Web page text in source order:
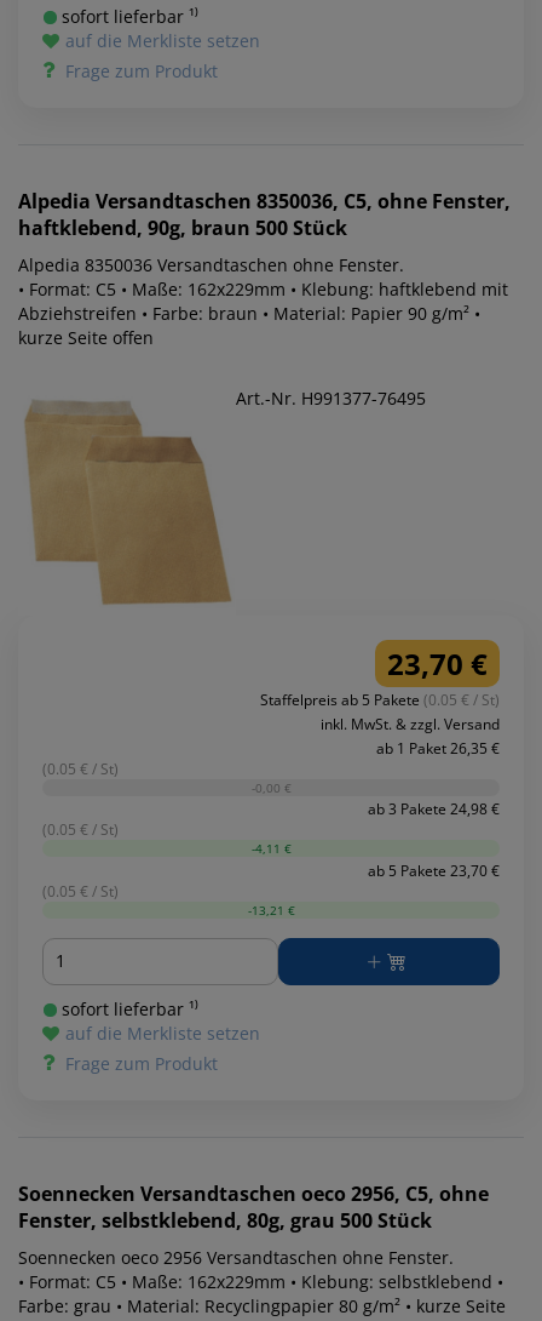
sofort lieferbar ¹⁾
auf die Merkliste setzen
Frage zum Produkt
Alpedia Versandtaschen 8350036, C5, ohne Fenster,
haftklebend, 90g, braun 500 Stück
Alpedia 8350036 Versandtaschen ohne Fenster.
• Format: C5 • Maße: 162x229mm • Klebung: haftklebend mit
Abziehstreifen • Farbe: braun • Material: Papier 90 g/m² •
kurze Seite offen
Art.-Nr. H991377-76495
23,70 €
Staffelpreis ab 5 Pakete (0.05 € / St)
inkl. MwSt. & zzgl. Versand
ab 1 Paket 26,35 €
(0.05 € / St)
-0,00 €
ab 3 Pakete 24,98 €
(0.05 € / St)
-4,11 €
ab 5 Pakete 23,70 €
(0.05 € / St)
-13,21 €
Menge
sofort lieferbar ¹⁾
auf die Merkliste setzen
Frage zum Produkt
Soennecken Versandtaschen oeco 2956, C5, ohne
Fenster, selbstklebend, 80g, grau 500 Stück
Soennecken oeco 2956 Versandtaschen ohne Fenster.
• Format: C5 • Maße: 162x229mm • Klebung: selbstklebend •
Farbe: grau • Material: Recyclingpapier 80 g/m² • kurze Seite